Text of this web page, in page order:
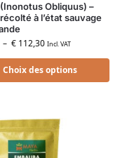
Obliquus) –
à l’état sauvage
– € 112,30 Incl. VAT
Choix des options